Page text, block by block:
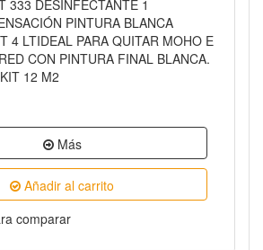
DESINFECTANTE 1
PINTURA BLANCA
4 LTIDEAL PARA QUITAR MOHO E
CON PINTURA FINAL BLANCA.
12 M2
Más
Añadir al carrito
comparar